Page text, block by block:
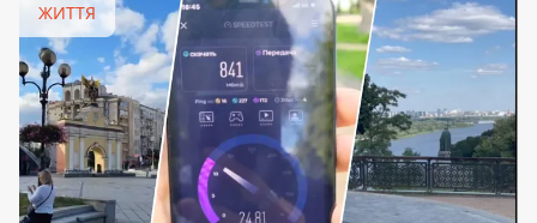
ЖИТТЯ